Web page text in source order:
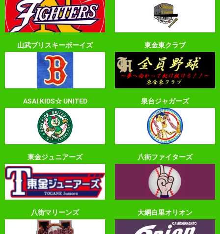
山武ブリスキーボーイズ 東金東クラブ
ASAI KIDS☆ UNITED 泉台ジャガーズ
東金ジュニアーズ 八街ファイターズ
八街マリーンズ 大網白里オリオン